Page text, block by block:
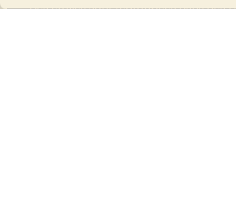
Ces étoiles sont regroupées dans des